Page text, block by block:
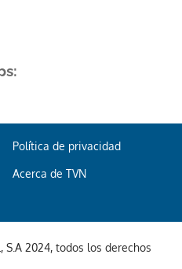
Política de privacidad
Acerca de TVN
2024, todos los derechos